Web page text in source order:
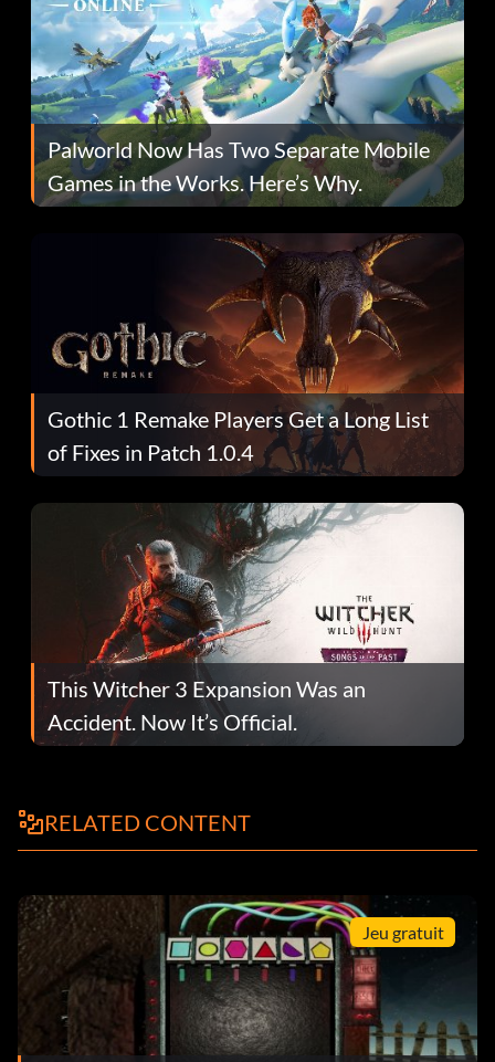
Palworld Now Has Two Separate Mobile
Games in the Works. Here’s Why.
Gothic 1 Remake Players Get a Long List
of Fixes in Patch 1.0.4
This Witcher 3 Expansion Was an
Accident. Now It’s Official.
RELATED CONTENT
Jeu gratuit